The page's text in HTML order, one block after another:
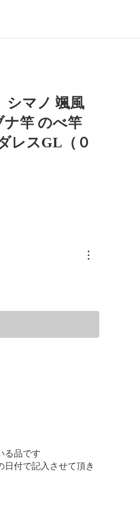
シマノ 颯風
ナ竿 のべ竿
レスGL（０
る品です
付で記入させて頂き